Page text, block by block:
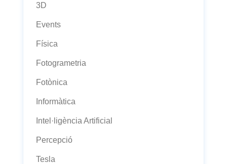
3D
Events
Física
Fotogrametria
Fotònica
Informàtica
Intel·ligència Artificial
Percepció
Tesla